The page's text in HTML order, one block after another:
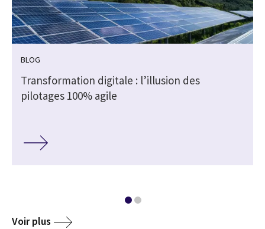
BLOG
Transformation digitale : l’illusion des
pilotages 100% agile
Voir plus